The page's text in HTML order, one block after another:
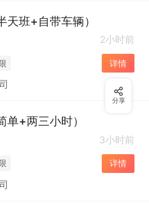
班+自带车辆）
2小时前
详情
+两三小时）
3小时前
详情
分享